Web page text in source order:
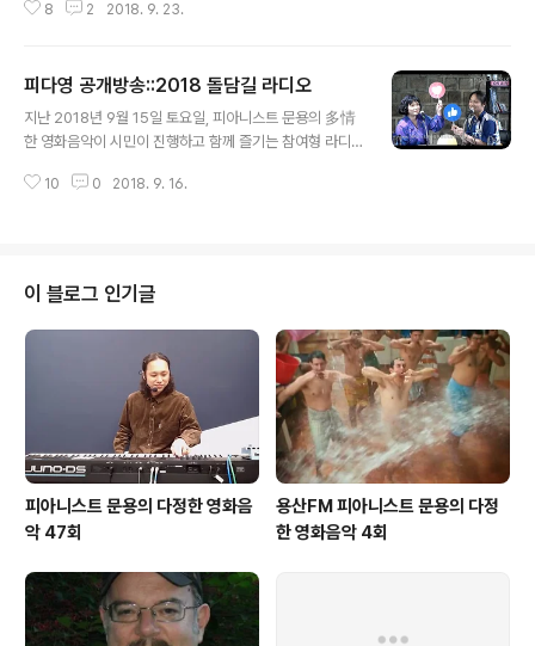
아가 된 아일라의 실화를 바탕으로 한 영화 '아일라'를 중심
음악 29회를 들어보시기 바랍니다.댓글과 좋아요는 커다
란 힘이 됩니다 :) 팟프리카: https://www.podty.me/e
pisode/14229940팟빵: http://www.podbbang.co
8 2 2018. 9. 23.
피다영 공개방송::2018 돌담길 라디오
지난 2018년 9월 15일 토요일, 피아니스트 문용의 多情
한 영화음악이 시민이 진행하고 함께 즐기는 참여형 라디
련보도 : 라디오 축제 '돌담길 라디오' (tbs현장렉) ] 피아니
로 이야기 나누었습니다. 이 날의 행사는 방송통신위원회
와 서울특별시, 성북구가 주최, 시청자미디어재단과 서울
시청자미디어센터가 주관 하였으며, 관악FM과 마포FM이
방송을 주관하였습니다. 돌담길의 정취와 피아노의 울림이
함께 한 피아니스트 문용의 다정한 영화음악 2018 돌담길
라디오 공개 방송을 들어..
10 0 2018. 9. 16.
이 블로그 인기글
피아니스트 문용의 다정한 영화음
악 47회
용산FM 피아니스트 문용의 다정
한 영화음악 4회